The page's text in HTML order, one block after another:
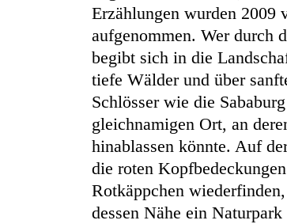
Erzählungen wurden 2009
aufgenommen. Wer durch
begibt sich in die
tiefe Wälder und über
Schlösser wie die
gleichnamigen Ort, an
hinablassen könnte. Auf
die roten
Rotkäppchen
dessen Nähe ein